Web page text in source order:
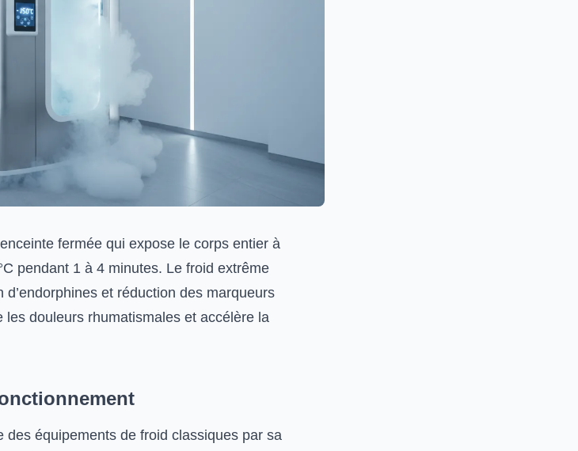
fermée qui expose le corps entier à
pendant 1 à 4 minutes. Le froid extrême
et réduction des marqueurs
douleurs rhumatismales et accélère la
équipements de froid classiques par sa